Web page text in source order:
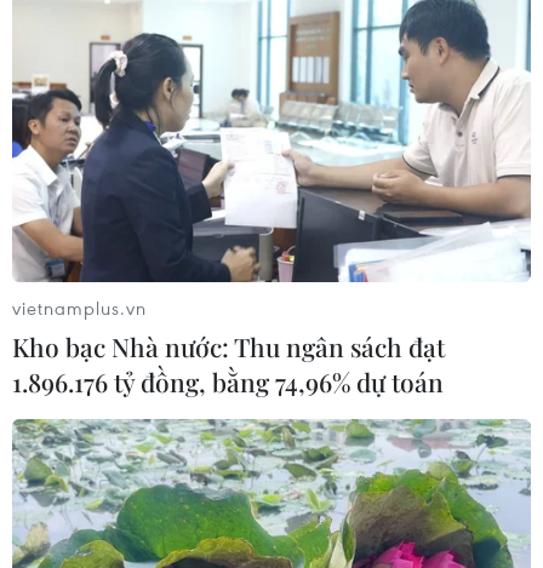
Ứng cử viên cánh hữu thuộc đảng Xã hội Tự do (PSL)
Jair Bolsonaro tiếp tục dẫn đầu với tỷ lệ ủng hộ 31%,
trong khi người đứng thứ 2 là đại diện của đảng Lao
động (PT) Fernando Haddad với 21% số phiếu.
vietnamplus.vn
Kho bạc Nhà nước: Thu ngân sách đạt
1.896.176 tỷ đồng, bằng 74,96% dự toán